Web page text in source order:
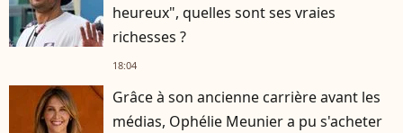
heureux", quelles sont ses vraies
richesses ?
18:04
Grâce à son ancienne carrière avant les
médias, Ophélie Meunier a pu s'acheter